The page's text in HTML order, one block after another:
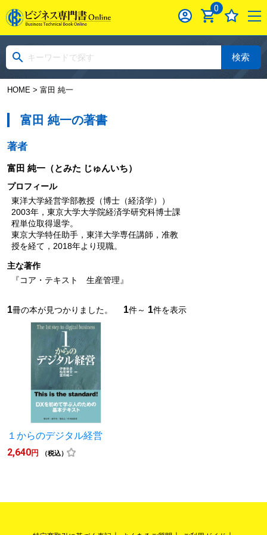
0
検索
HOME> 富田 純一
富田 純一の著書
著者
富田 純一（とみた じゅんいち）
プロフィール
東洋大学経営学部教授（博士（経済学））
2003年，東京大学大学院経済学研究科博士課
程単位取得退学。
東京大学特任助手，東洋大学専任講師，准教
授を経て，2018年より現職。
主な著作
『コア・テキスト 生産管理』
1冊の本が見つかりました。 1件～ 1件を表示
１からのデジタル経営
2,640円 （税込）